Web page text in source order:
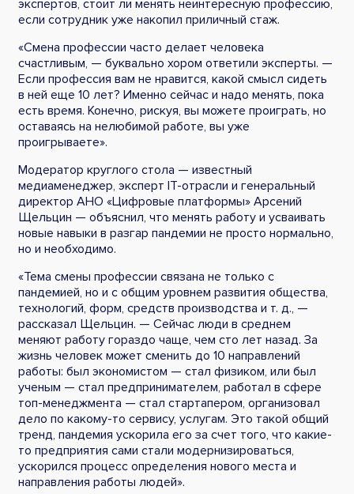
экспертов, стоит ли менять неинтересную профессию,
если сотрудник уже накопил приличный стаж.
«Смена профессии часто делает человека
счастливым, — буквально хором ответили эксперты. —
Если профессия вам не нравится, какой смысл сидеть
в ней еще 10 лет? Именно сейчас и надо менять, пока
есть время. Конечно, рискуя, вы можете проиграть, но
оставаясь на нелюбимой работе, вы уже
проигрываете».
Модератор круглого стола — известный
медиаменеджер, эксперт IT-отрасли и генеральный
директор АНО «Цифровые платформы» Арсений
Щельцин — объяснил, что менять работу и усваивать
новые навыки в разгар пандемии не просто нормально,
но и необходимо.
«Тема смены профессии связана не только с
пандемией, но и с общим уровнем развития общества,
технологий, форм, средств производства и т. д., —
рассказал Щельцин. — Сейчас люди в среднем
меняют работу гораздо чаще, чем сто лет назад. За
жизнь человек может сменить до 10 направлений
работы: был экономистом — стал физиком, или был
ученым — стал предпринимателем, работал в сфере
топ-менеджмента — стал стартапером, организовал
дело по какому-то сервису, услугам. Это такой общий
тренд, пандемия ускорила его за счет того, что какие-
то предприятия сами стали модернизироваться,
ускорился процесс определения нового места и
направления работы людей».